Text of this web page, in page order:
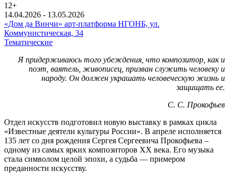
12+
14.04.2026 - 13.05.2026
«Дом да Винчи» арт-платформа НГОНБ, ул.
Коммунистическая, 34
Тематические
Я придерживаюсь того убеждения, что композитор, как и
поэт, ваятель, живописец, призван служить человеку и
народу. Он должен украшать человеческую жизнь и
защищать ее.
С. С. Прокофьев
Отдел искусств подготовил новую выставку в рамках цикла
«Известные деятели культуры России». В апреле исполняется
135 лет со дня рождения Сергея Сергеевича Прокофьева –
одному из самых ярких композиторов XX века. Его музыка
стала символом целой эпохи, а судьба — примером
преданности искусству.